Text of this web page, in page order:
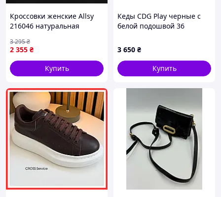
Кроссовки женские Allsy
216046 натуральная
цвета на молочной
подошве
2 355 ₴
3 295₴
Купить
Кеды CDG Play черные с
белой подошвой 36
3 650 ₴
Купить